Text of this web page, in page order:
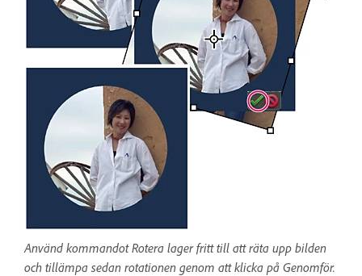
Använd kommandot Rotera lager fritt till att räta upp bilden
och tillämpa sedan rotationen genom att klicka på Genomför.